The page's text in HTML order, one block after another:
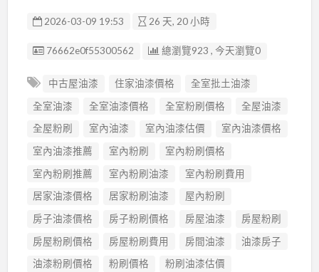
2026-03-09 19:53 26 天, 20 小時
廣告编號
76662e0f55300562 總瀏覽923 , 今天瀏覽0
中古屋油漆 住家油漆價格
全室批土油漆
全室油漆
全室油漆價格 全室粉刷價格
全屋油漆
全屋粉刷
室內油漆 室內油漆估價
室內油漆價格
室內油漆推薦
室內粉刷
室內粉刷價格
室內粉刷推薦
室內粉刷油漆
室內粉刷費用
居家油漆價格
居家粉刷油漆
屋內粉刷
房子油漆價格
房子粉刷價格 房屋油漆
房屋粉刷
房屋粉刷價格
房屋粉刷費用 房間油漆
油漆房子
油漆粉刷價格
粉刷價格
粉刷油漆估價